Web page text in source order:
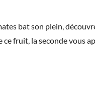
bat son plein,
fruit, la seconde vous